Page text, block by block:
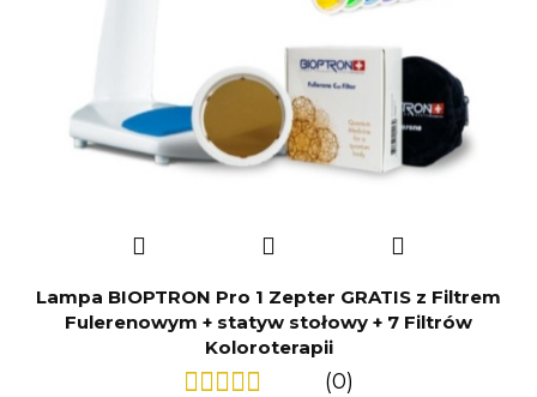
Lampa BIOPTRON Pro 1 Zepter GRATIS z Filtrem
Fulerenowym + statyw stołowy + 7 Filtrów
Koloroterapii
(0)